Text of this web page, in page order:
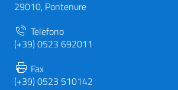
29010, Pontenure
Telefono
(+39) 0523 692011
Fax
(+39) 0523 510142